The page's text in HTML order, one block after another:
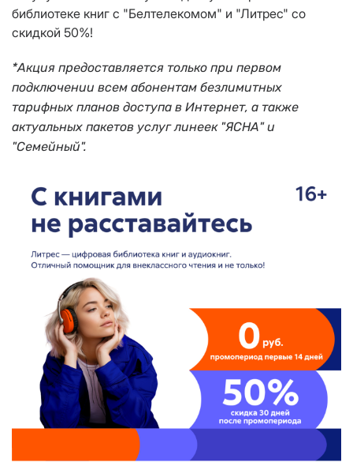
библиотеке книг с "Белтелекомом" и "Литрес" со
скидкой 50%!
*Акция предоставляется только при первом
подключении всем абонентам безлимитных
тарифных планов доступа в Интернет, а также
актуальных пакетов услуг линеек "ЯСНА" и
"Семейный".